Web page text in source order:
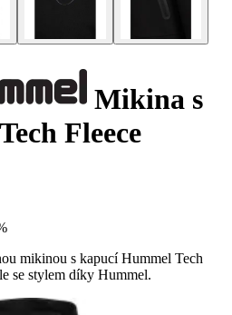
Mikina s
Fleece
mikinou s kapucí Hummel Tech
se stylem díky Hummel.